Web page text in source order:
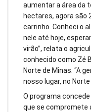
aumentar a área da
hectares, agora são
carrinho. Conheci o
nele até hoje,
virão”, relata o
conhecido como Zé
Norte de Minas. “A
nosso lugar, no
O programa
que se compromete